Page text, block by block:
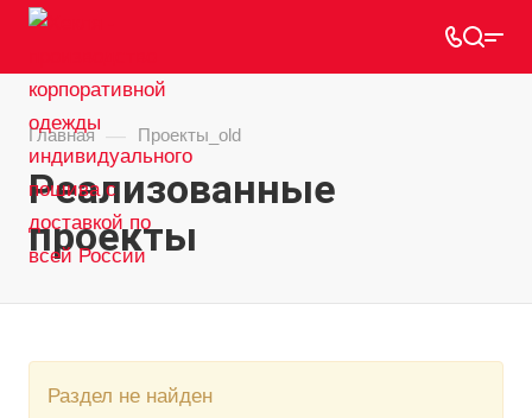
Главная — Проекты_old
Реализованные
проекты
Раздел не найден